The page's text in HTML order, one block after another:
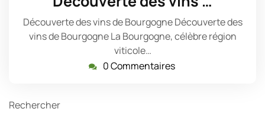
2025
Découverte des vins de Bourgogne Découverte des
vins de Bourgogne La Bourgogne, célèbre région
viticole…
0 Commentaires
Rechercher